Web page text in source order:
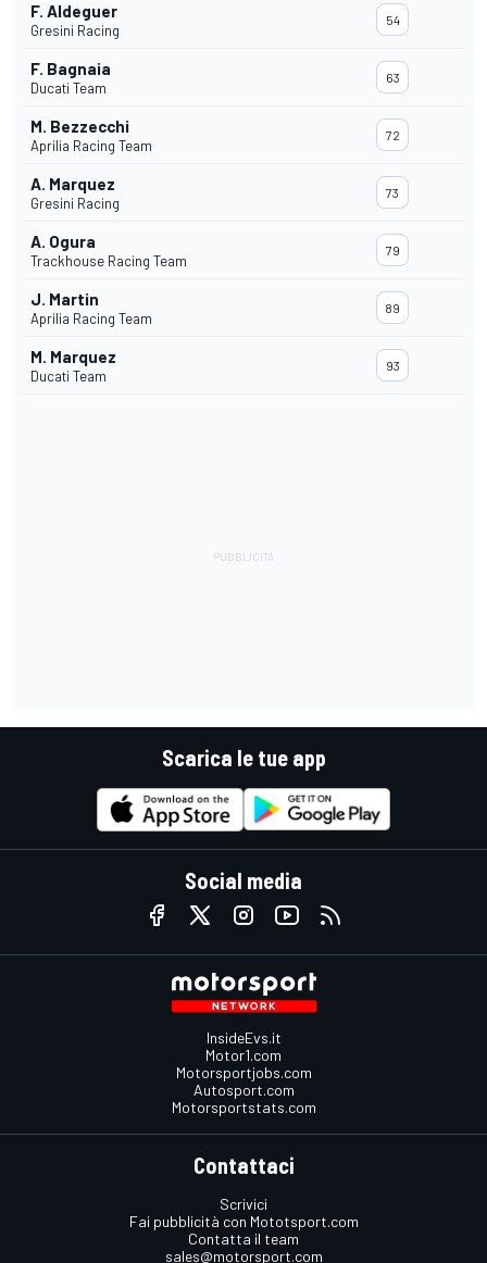
F. Aldeguer
Gresini Racing
54
F. Bagnaia
Ducati Team
63
M. Bezzecchi
Aprilia Racing Team
72
A. Marquez
Gresini Racing
73
A. Ogura
Trackhouse Racing Team
79
J. Martin
Aprilia Racing Team
89
M. Marquez
Ducati Team
93
Scarica le tue app
Social media
InsideEvs.it
Motor1.com
Motorsportjobs.com
Autosport.com
Motorsportstats.com
Contattaci
Scrivici
Fai pubblicità con Mototsport.com
Contatta il team
sales@motorsport.com